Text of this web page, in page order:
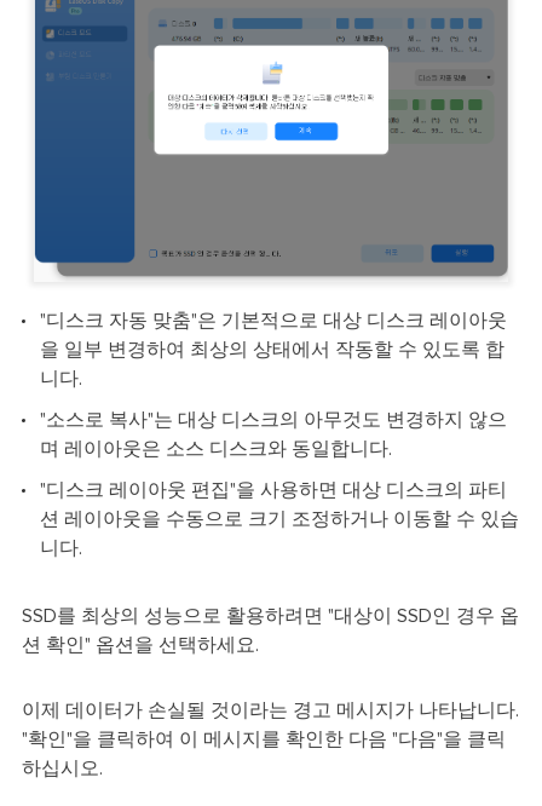
"디스크 자동 맞춤"은 기본적으로 대상 디스크 레이아웃
을 일부 변경하여 최상의 상태에서 작동할 수 있도록 합
니다.
"소스로 복사"는 대상 디스크의 아무것도 변경하지 않으
며 레이아웃은 소스 디스크와 동일합니다.
"디스크 레이아웃 편집"을 사용하면 대상 디스크의 파티
션 레이아웃을 수동으로 크기 조정하거나 이동할 수 있습
니다.
SSD를 최상의 성능으로 활용하려면 "대상이 SSD인 경우 옵
션 확인" 옵션을 선택하세요.
이제 데이터가 손실될 것이라는 경고 메시지가 나타납니다.
"확인"을 클릭하여 이 메시지를 확인한 다음 "다음"을 클릭
하십시오.